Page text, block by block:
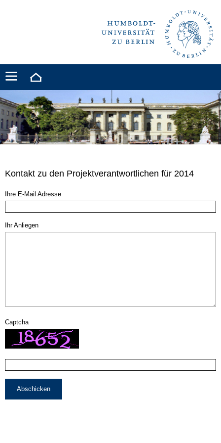
Kontakt zu den Projektverantwortlichen für 2014
Ihre E-Mail Adresse
Ihr Anliegen
Captcha
Abschicken